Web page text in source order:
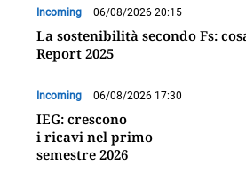
Incoming 06/08/2026 20:15
La sostenibilità secondo Fs:
Report 2025
Incoming 06/08/2026 17:30
IEG: crescono
i ricavi nel primo
semestre 2026